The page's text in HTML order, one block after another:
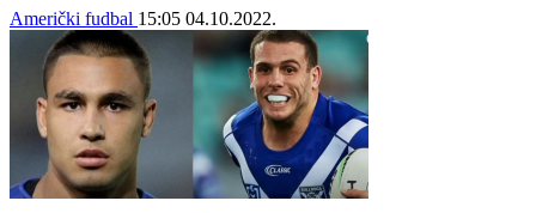
Američki fudbal 15:05 04.10.2022.